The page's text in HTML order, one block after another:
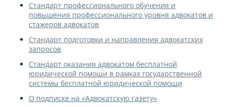
Стандарт профессионального обучения и
повышения профессионального уровня адвокатов и
стажеров адвокатов
Стандарт подготовки и направления адвокатских
запросов
Стандарт оказания адвокатом бесплатной
юридической помощи в рамках государственной
системы бесплатной юридической помощи
О подписке на «Адвокатскую газету»